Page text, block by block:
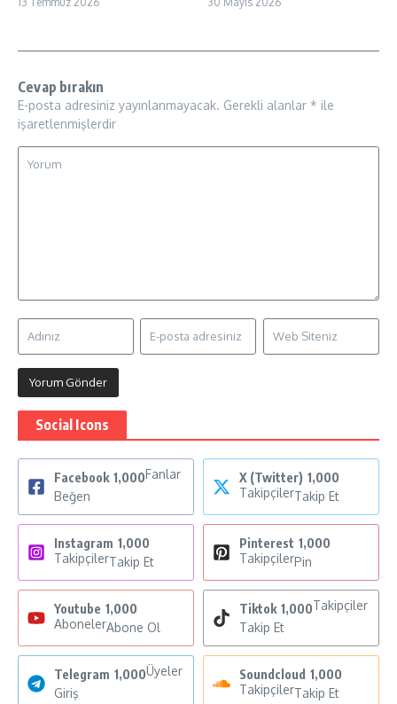
Cevap bırakın
E-posta adresiniz yayınlanmayacak. Gerekli alanlar * ile
işaretlenmişlerdir
Social Icons
Facebook 1,000Fanlar
Beğen
X (Twitter) 1,000
TakipçilerTakip Et
Instagram 1,000
TakipçilerTakip Et
Pinterest 1,000
TakipçilerPin
Youtube 1,000
AbonelerAbone Ol
Tiktok 1,000Takipçiler
Takip Et
Telegram 1,000Üyeler
Giriş
Soundcloud 1,000
TakipçilerTakip Et